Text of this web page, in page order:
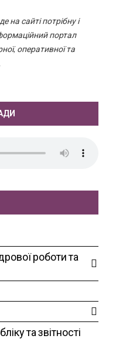
на сайті потрібну і
портал
оперативної та
роботи та
та звітності